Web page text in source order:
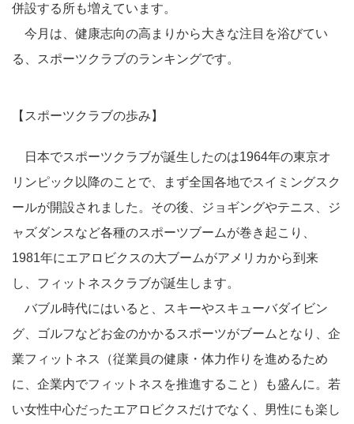
併設する所も増えています。
今月は、健康志向の高まりから大きな注目を浴びてい
る、スポーツクラブのランキングです。
【スポーツクラブの歩み】
日本でスポーツクラブが誕生したのは1964年の東京オ
リンピック以降のことで、まず全国各地でスイミングスク
ールが開設されました。その後、ジョギングやテニス、ジ
ャズダンスなど各種のスポーツブームが巻き起こり、
1981年にエアロビクスの大ブームがアメリカから到来
し、フィットネスクラブが誕生します。
バブル時代にはいると、スキーやスキューバダイビン
グ、ゴルフなどお金のかかるスポーツがブームとなり、企
業フィットネス（従業員の健康・体力作りを進めるため
に、企業内でフィットネスを推進すること）も盛んに。若
い女性中心だったエアロビクスだけでなく、男性にも楽し